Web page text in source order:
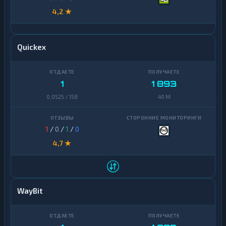
4,2 ★
Quickex
1
0,0525 / 158
1 893
40 M
1 / 0 /1 /0
4,7 ★
WayBit